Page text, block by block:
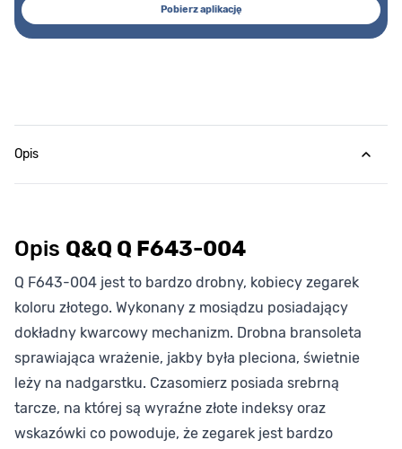
Pobierz aplikację
Opis
Opis Q&Q Q F643-004
Q F643-004 jest to bardzo drobny, kobiecy zegarek
koloru złotego. Wykonany z mosiądzu posiadający
dokładny kwarcowy mechanizm. Drobna bransoleta
sprawiająca wrażenie, jakby była pleciona, świetnie
leży na nadgarstku. Czasomierz posiada srebrną
tarcze, na której są wyraźne złote indeksy oraz
wskazówki co powoduje, że zegarek jest bardzo